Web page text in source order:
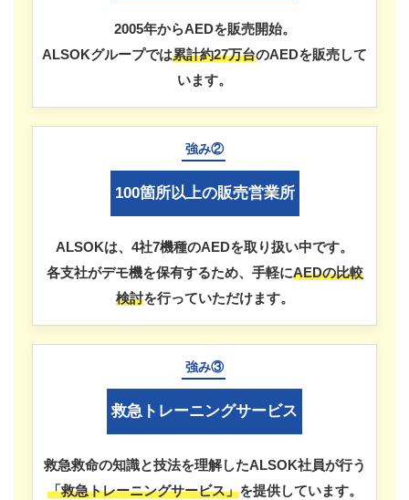
2005年からAEDを販売開始。
ALSOKグループでは累計約27万台のAEDを販売して
います。
強み②
100箇所以上の販売営業所
ALSOKは、4社7機種のAEDを取り扱い中です。
各支社がデモ機を保有するため、手軽にAEDの比較
検討を行っていただけます。
強み③
救急トレーニングサービス
救急救命の知識と技法を理解したALSOK社員が行う
「救急トレーニングサービス」を提供しています。